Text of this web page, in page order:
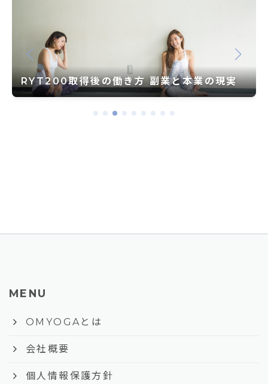
RYT200取得後の働き方 副業と本業の現実
MENU
keyboard_arrow_right OMYOGAとは
keyboard_arrow_right 会社概要
keyboard_arrow_right 個人情報保護方針